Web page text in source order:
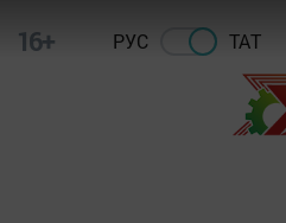
16+ РУС ТАТ